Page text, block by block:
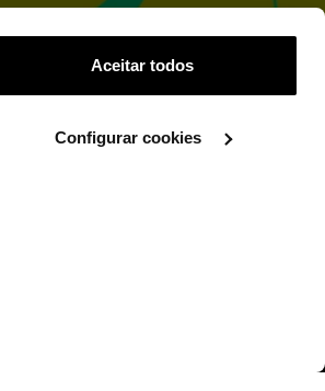
Aceitar todos
Configurar cookies